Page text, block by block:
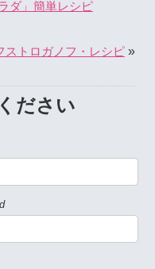
ダ」簡単レシピ
ストロガノフ・レシピ »
ださい